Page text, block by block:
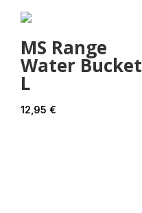
MS Range
Water Bucket
L
12,95 €